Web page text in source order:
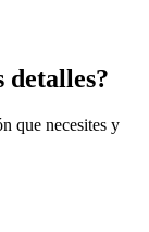
detalles?
que necesites y